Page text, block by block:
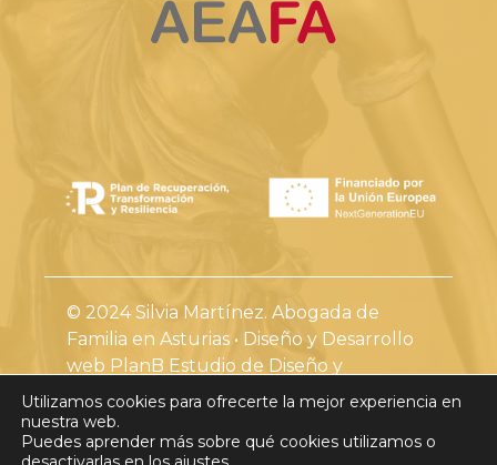
© 2024 Silvia Martínez. Abogada de
Familia en Asturias • Diseño y Desarrollo
web PlanB Estudio de Diseño y
Comunicación Creativa
Utilizamos cookies para ofrecerte la mejor experiencia en
nuestra web.
Puedes aprender más sobre qué cookies utilizamos o